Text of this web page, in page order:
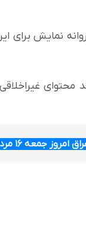
برای این
محتوای
جمعه ۱۶ مرداد 1405 چند؟